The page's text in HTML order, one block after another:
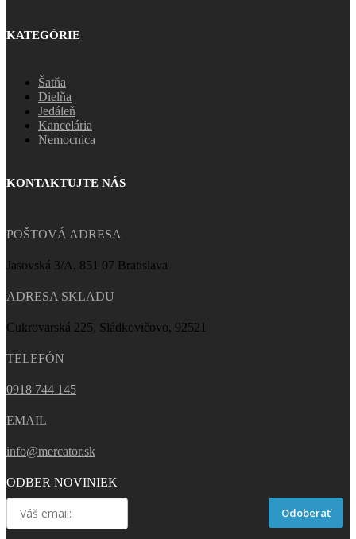
KATEGÓRIE
Šatňa
Dielňa
Jedáleň
Kancelária
Nemocnica
KONTAKTUJTE NÁS
POŠTOVÁ ADRESA
Jasovská 3/A, 851 07 Bratislava
ADRESA SKLADU
Cukrovarská 225, Sládkovičovo, 92521
TELEFÓN
0918 744 145
EMAIL
info@mercator.sk
ODBER NOVINIEK
Odoberať